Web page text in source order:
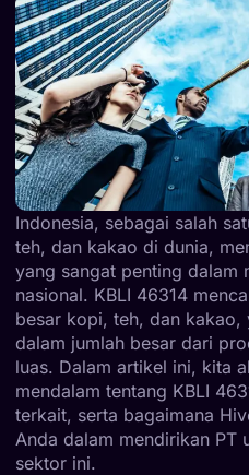
Indonesia, sebagai salah
teh, dan kakao di dunia,
yang sangat penting dalam
nasional. KBLI 46314
besar kopi, teh, dan
dalam jumlah besar dari
luas. Dalam artikel ini, kita
mendalam tentang KBLI
terkait, serta bagaimana
Anda dalam mendirikan PT
sektor ini.